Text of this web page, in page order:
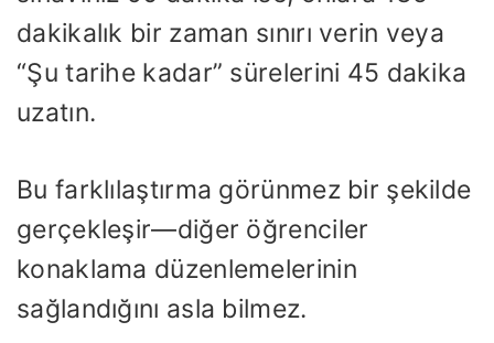
dakikalık bir zaman sınırı verin veya
“Şu tarihe kadar” sürelerini 45 dakika
uzatın.
Bu farklılaştırma görünmez bir şekilde
gerçekleşir—diğer öğrenciler
konaklama düzenlemelerinin
sağlandığını asla bilmez.